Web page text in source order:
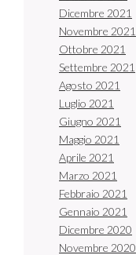
Dicembre 2021
Novembre 2021
Ottobre 2021
Settembre 2021
Agosto 2021
Luglio 2021
Giugno 2021
Maggio 2021
Aprile 2021
Marzo 2021
Febbraio 2021
Gennaio 2021
Dicembre 2020
Novembre 2020